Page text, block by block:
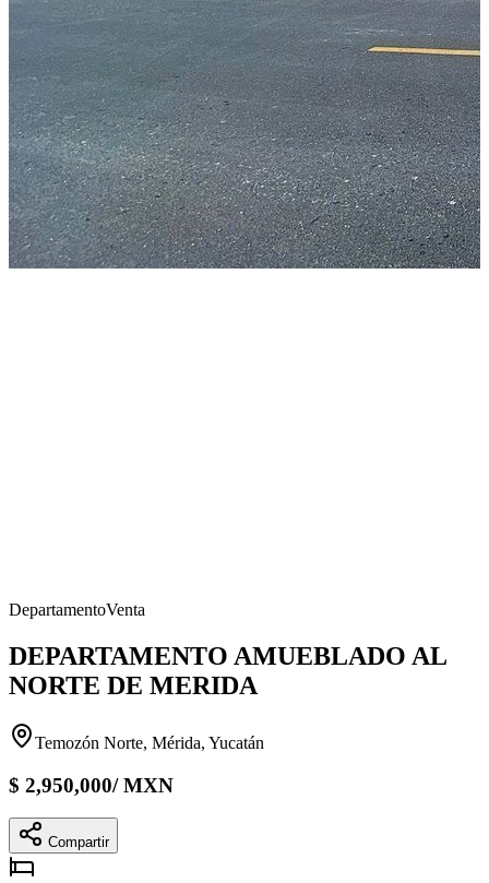
DepartamentoVenta
DEPARTAMENTO AMUEBLADO AL
NORTE DE MERIDA
Temozón Norte, Mérida, Yucatán
$ 2,950,000/MXN
Compartir